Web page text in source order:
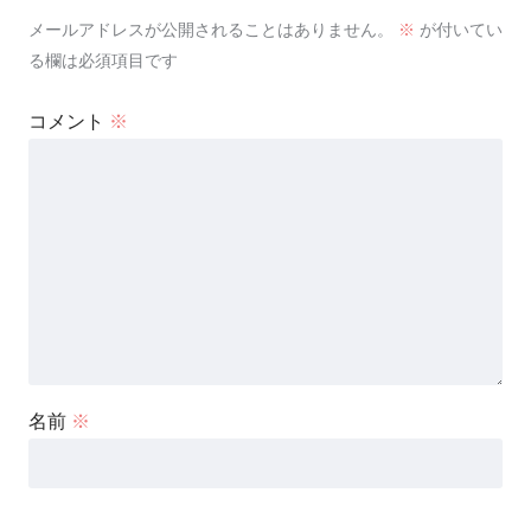
メールアドレスが公開されることはありません。 ※ が付いてい
る欄は必須項目です
コメント ※
名前 ※